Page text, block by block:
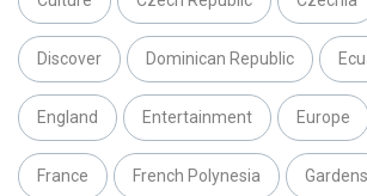
Discover Dominican Republic
England Entertainment Europe
France French Polynesia Gardens